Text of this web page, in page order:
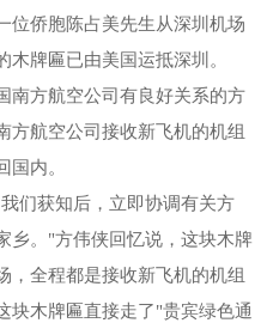
位侨胞陈占美先生从深圳机场
牌匾已由美国运抵深圳。
南方航空公司有良好关系的方
方航空公司接收新飞机的机组
国内。
们获知后，立即协调有关方
乡。"方伟侠回忆说，这块木牌
，全程都是接收新飞机的机组
块木牌匾直接走了"贵宾绿色通